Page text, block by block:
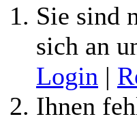
Sie sind
sich an
Login |
Ihnen